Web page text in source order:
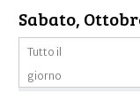
Sabato,
Tutto il
giorno